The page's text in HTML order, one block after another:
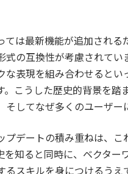
ては最新機能が追加され
式の互換性が考慮されて
な表現を組み合わせると
。こうした歴史的背景を
そしてなぜ多くのユーザー
プデートの積み重ねは、
を知ると同時に、ベクタ
るスキルを身につけるうえ